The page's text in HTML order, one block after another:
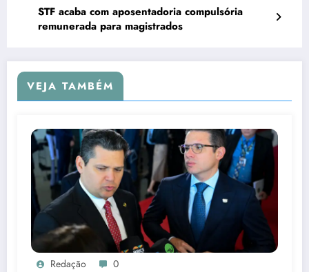
STF acaba com aposentadoria compulsória
remunerada para magistrados
VEJA TAMBÉM
Redação 0